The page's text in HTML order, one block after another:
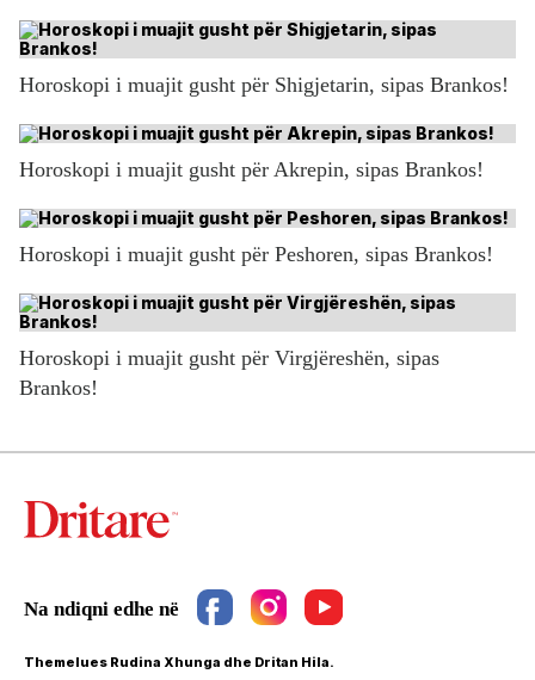
Horoskopi i muajit gusht për Shigjetarin, sipas Brankos!
Horoskopi i muajit gusht për Akrepin, sipas Brankos!
Horoskopi i muajit gusht për Peshoren, sipas Brankos!
Horoskopi i muajit gusht për Virgjëreshën, sipas
Brankos!
Themelues Rudina Xhunga dhe Dritan Hila.